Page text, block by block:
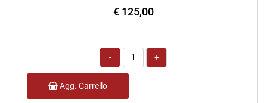
€ 125,00
Quantità
Agg. Carrello